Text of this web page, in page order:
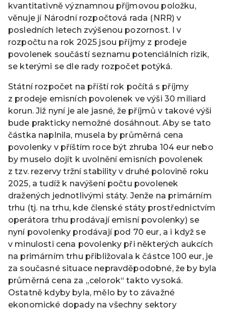
kvantitativně významnou příjmovou položku,
věnuje jí Národní rozpočtová rada (NRR) v
posledních letech zvýšenou pozornost. I v
rozpočtu na rok 2025 jsou příjmy z prodeje
povolenek součástí seznamu potenciálních rizik,
se kterými se dle rady rozpočet potýká.
Státní rozpočet na příští rok počítá s příjmy
z prodeje emisních povolenek ve výši 30 miliard
korun. Již nyní je ale jasné, že příjmů v takové výši
bude prakticky nemožné dosáhnout. Aby se tato
částka naplnila, musela by průměrná cena
povolenky v příštím roce být zhruba 104 eur nebo
by muselo dojít k uvolnění emisních povolenek
z tzv. rezervy tržní stability v druhé polovině roku
2025, a tudíž k navýšení počtu povolenek
dražených jednotlivými státy. Jenže na primárním
trhu (tj. na trhu, kde členské státy prostřednictvím
operátora trhu prodávají emisní povolenky) se
nyní povolenky prodávají pod 70 eur, a i když se
v minulosti cena povolenky při některých aukcích
na primárním trhu přibližovala k částce 100 eur, je
za současné situace nepravděpodobné, že by byla
průměrná cena za „celorok“ takto vysoká.
Ostatně kdyby byla, mělo by to závažné
ekonomické dopady na všechny sektory